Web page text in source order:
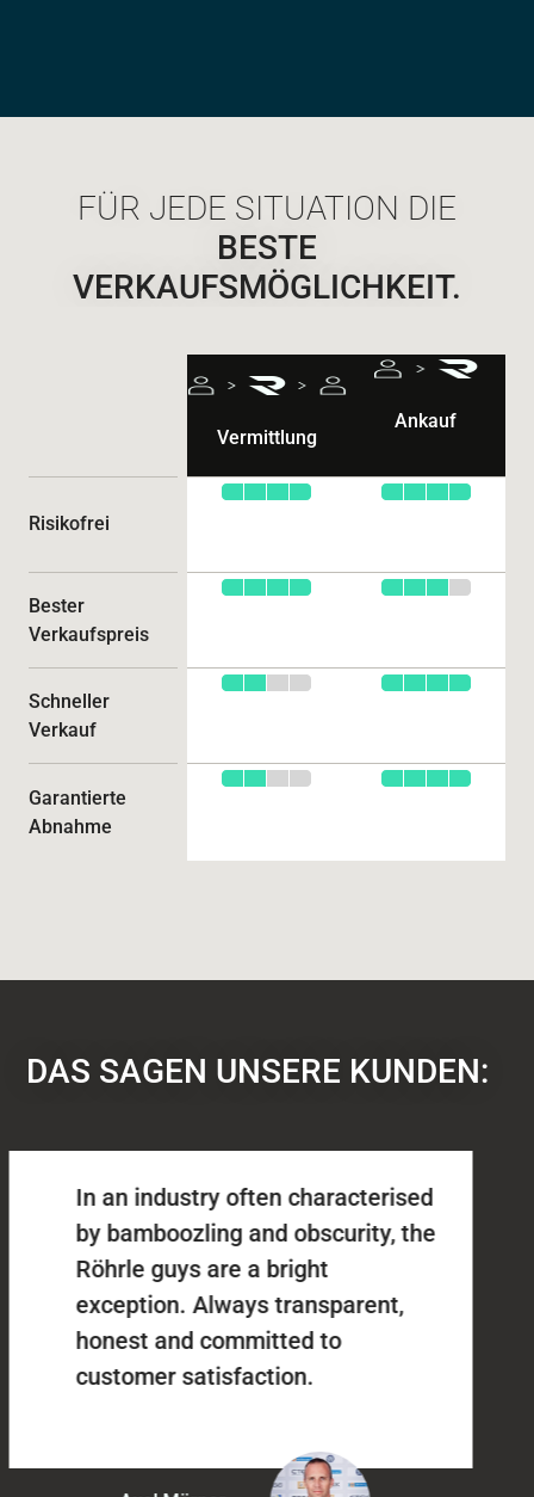
FÜR JEDE SITUATION DIE
BESTE
VERKAUFSMÖGLICHKEIT.
Vermittlung
Ankauf
Risikofrei
Bester
Verkaufspreis
Schneller
Verkauf
Garantierte
Abnahme
DAS SAGEN UNSERE KUNDEN:
In an industry often characterised
by bamboozling and obscurity, the
Röhrle guys are a bright
exception. Always transparent,
honest and committed to
customer satisfaction.